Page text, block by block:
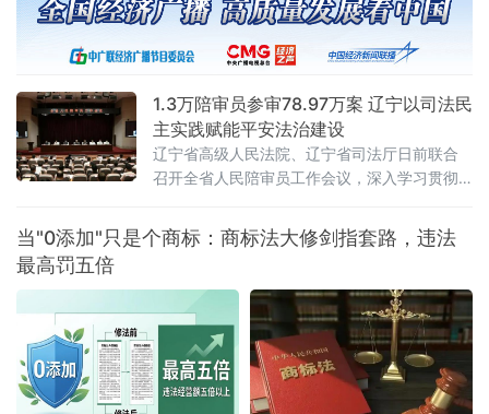
1.3万陪审员参审78.97万案 辽宁以司法民
主实践赋能平安法治建设
辽宁省高级人民法院、辽宁省司法厅日前联合
召开全省人民陪审员工作会议，深入学习贯彻
要求，系统梳理人民陪审员制度落地实施以来
的实践成效，研判当前工作推进中的重点问
作的高质量发展，为更高水平平安辽宁、法治
辽宁建设注入坚实的司法民主动能。会议第一
时间传达了辽宁省委常委、政法委书记郑艺对
全省人
当"0添加"只是个商标：商标法大修剑指套路，违法
最高罚五倍